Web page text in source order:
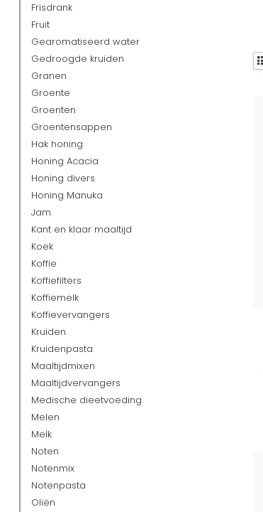
Frisdrank
Fruit
Gearomatiseerd water
Gedroogde kruiden
Granen
Groente
Groenten
Groentensappen
Hak honing
Honing Acacia
Honing divers
Honing Manuka
Jam
Kant en klaar maaltijd
Koek
Koffie
Koffiefilters
Koffiemelk
Koffievervangers
Kruiden
Kruidenpasta
Maaltijdmixen
Maaltijdvervangers
Medische dieetvoeding
Melen
Melk
Noten
Notenmix
Notenpasta
Oliën